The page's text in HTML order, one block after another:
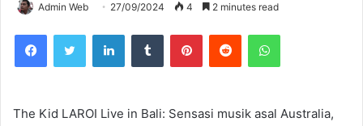
Admin Web 27/09/2024 4 2 minutes read
The Kid LAROI Live in Bali: Sensasi musik asal Australia,